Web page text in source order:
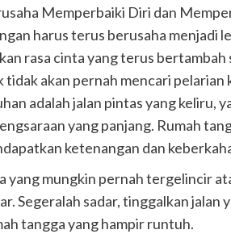
Memperbaiki Diri dan
harus terus berusaha menjadi
rasa cinta yang terus
tidak akan pernah mencari pelarian
adalah jalan pintas yang keliru,
yang panjang. Rumah
ketenangan dan
yang mungkin pernah tergelincir
Segeralah sadar, tinggalkan jalan
tangga yang hampir runtuh.